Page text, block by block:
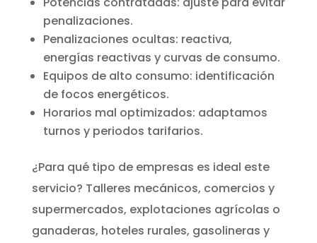
penalizaciones.
Penalizaciones ocultas: reactiva,
energías reactivas y curvas de consumo.
Equipos de alto consumo: identificación
de focos energéticos.
Horarios mal optimizados: adaptamos
turnos y periodos tarifarios.
¿Para qué tipo de empresas es ideal este
servicio? Talleres mecánicos, comercios y
supermercados, explotaciones agrícolas o
ganaderas, hoteles rurales, gasolineras y